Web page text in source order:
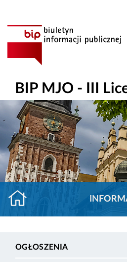
BIP MJO - III
OGŁOSZENIA